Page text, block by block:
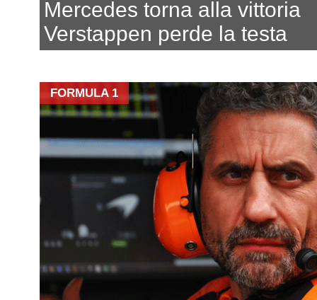
Mercedes torna alla vittoria
Verstappen perde la testa
FORMULA 1